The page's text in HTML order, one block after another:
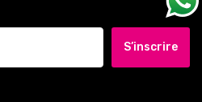
S’inscrire